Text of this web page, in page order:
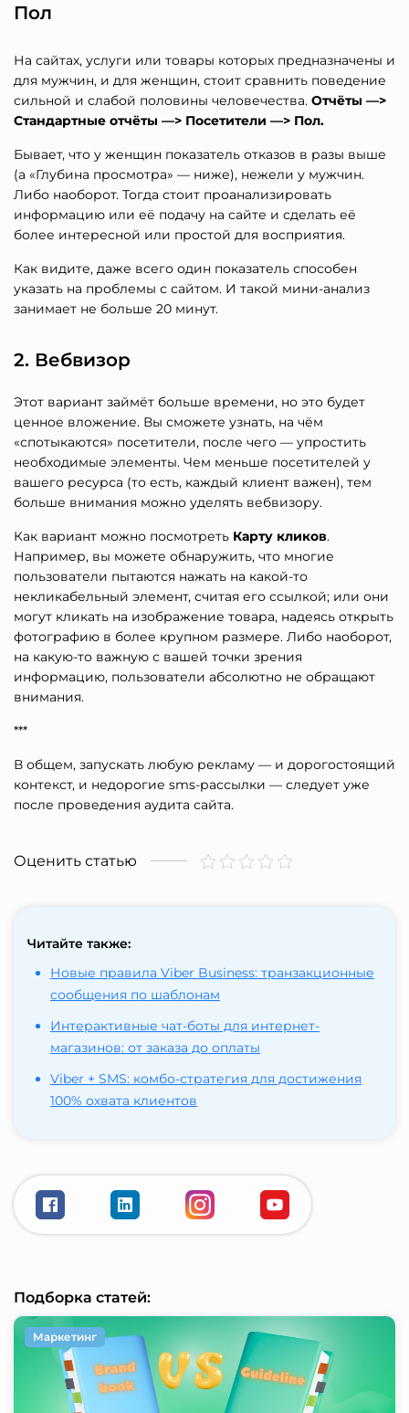
Пол
На сайтах, услуги или товары которых предназначены и
для мужчин, и для женщин, стоит сравнить поведение
сильной и слабой половины человечества. Отчёты —>
Стандартные отчёты —> Посетители —> Пол.
Бывает, что у женщин показатель отказов в разы выше
(а «Глубина просмотра» — ниже), нежели у мужчин.
Либо наоборот. Тогда стоит проанализировать
информацию или её подачу на сайте и сделать её
более интересной или простой для восприятия.
Как видите, даже всего один показатель способен
указать на проблемы с сайтом. И такой мини-анализ
занимает не больше 20 минут.
2. Вебвизор
Этот вариант займёт больше времени, но это будет
ценное вложение. Вы сможете узнать, на чём
«спотыкаются» посетители, после чего — упростить
необходимые элементы. Чем меньше посетителей у
вашего ресурса (то есть, каждый клиент важен), тем
больше внимания можно уделять вебвизору.
Как вариант можно посмотреть Карту кликов.
Например, вы можете обнаружить, что многие
пользователи пытаются нажать на какой-то
некликабельный элемент, считая его ссылкой; или они
могут кликать на изображение товара, надеясь открыть
фотографию в более крупном размере. Либо наоборот,
на какую-то важную с вашей точки зрения
информацию, пользователи абсолютно не обращают
внимания.
***
В общем, запускать любую рекламу — и дорогостоящий
контекст, и недорогие sms-рассылки — следует уже
после проведения аудита сайта.
Оценить статью
Читайте также:
Новые правила Viber Business: транзакционные
сообщения по шаблонам
Интерактивные чат-боты для интернет-
магазинов: от заказа до оплаты
Viber + SMS: комбо-стратегия для достижения
100% охвата клиентов
Подборка статей:
Маркетинг